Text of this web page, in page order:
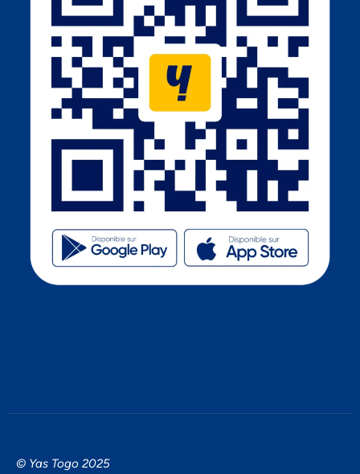
© Yas Togo 2025